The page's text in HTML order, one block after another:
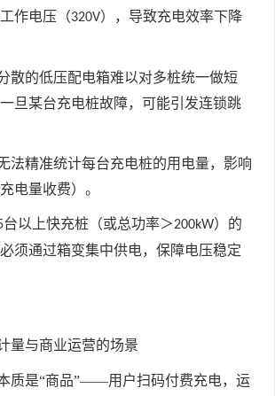
作电压（320V），导致充电效率下降
散的低压配电箱难以对多桩统一做短
旦某台充电桩故障，可能引发连锁跳
法精准统计每台充电桩的用电量，影响
电量收费）。
台以上快充桩（或总功率＞200kW）的
须通过箱变集中供电，保障电压稳定
量与商业运营的场景
质是“商品”——用户扫码付费充电，运